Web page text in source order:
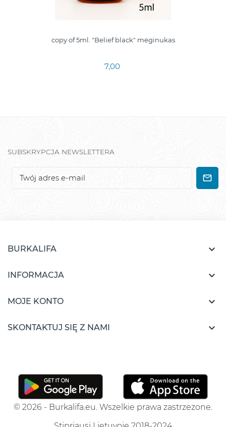
copy of 5ml. "Belief black" mėginukas
7,00
SUBSKRYPCJA NEWSLETTERA
BURKALIFA 
INFORMACJA 
MOJE KONTO 
SKONTAKTUJ SIĘ Z NAMI 
© 2026 - Burkalifa.eu. Wszelkie prawa zastrzeżone.